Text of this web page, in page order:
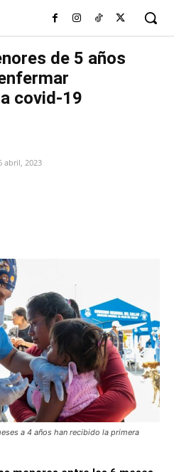
de 5 años
covid-19
abril, 2023
a 4 años han recibido la primera